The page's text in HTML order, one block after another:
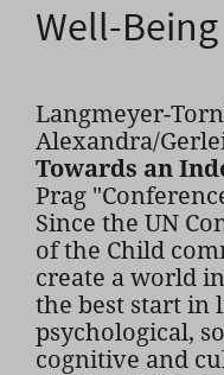
Well-Being
Langmeyer-
Alexandra/
Towards an
Prag
Since the UN
of the Child
create a world
the best start in
psychological,
cognitive and